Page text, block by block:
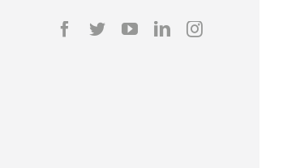
Facebook
TwitterYouTubeLinkedinInstagram